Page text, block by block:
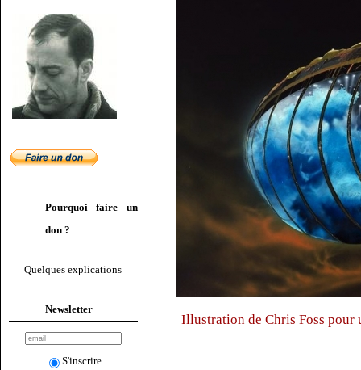
Pourquoi faire un
don ?
Quelques explications
Newsletter
S'inscrire
Illustration de Chris Foss pour